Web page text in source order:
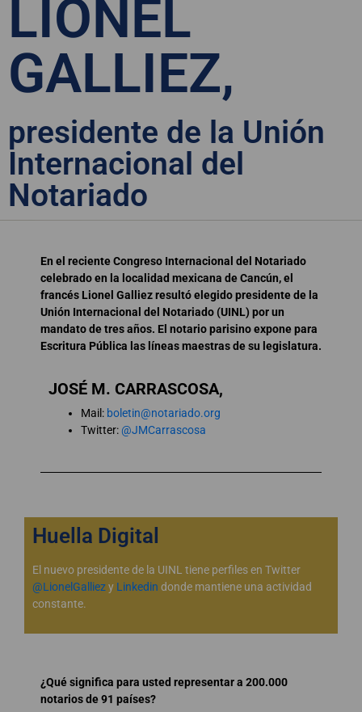
LIONEL
GALLIEZ,
presidente de la Unión
Internacional del
Notariado
En el reciente Congreso Internacional del Notariado
celebrado en la localidad mexicana de Cancún, el
francés Lionel Galliez resultó elegido presidente de la
Unión Internacional del Notariado (UINL) por un
mandato de tres años. El notario parisino expone para
Escritura Pública las líneas maestras de su legislatura.
JOSÉ M. CARRASCOSA,
Mail: boletin@notariado.org
Twitter:@JMCarrascosa
Huella Digital
El nuevo presidente de la UINL tiene perfiles en Twitter
@LionelGalliezy Linkedin donde mantiene una actividad
constante.
¿Qué significa para usted representar a 200.000
notarios de 91 países?